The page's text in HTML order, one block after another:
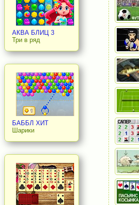
АКВА БЛИЦ 3
Три в ряд
БАББЛ ХИТ
Шарики